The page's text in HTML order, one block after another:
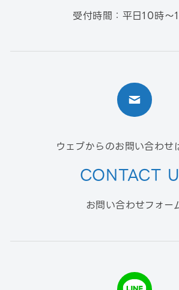
受付時間：平日10時〜
ウェブからのお問い合わせ
CONTACT
お問い合わせフォー